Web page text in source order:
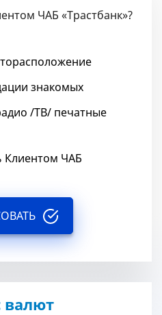
ЧАБ «Трастбанк»?
знакомых
/ТВ/ печатные
Клиентом ЧАБ
валют